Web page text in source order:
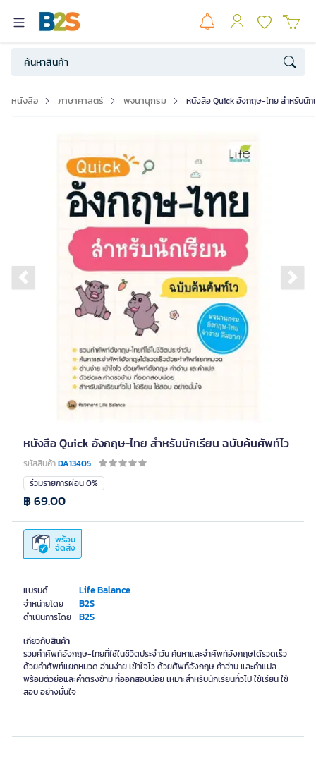
หนังสือ ภาษาศาสตร์ พจนานุกรม หนังสือ Quick อังกฤษ-ไทย สำหรับนัก
Previous slide
หนังสือ Quick อังกฤษ-ไทย สำหรับนักเรียน ฉบับค้นศัพท์ไว
รหัสสินค้าDA13405
แบรนด์ Life Balance
จำหน่ายโดย B2S
ดำเนินการโดย B2S
ร่วมรายการผ่อน 0%
พร้อม
จัดส่ง
฿ 69.00
เกี่ยวกับสินค้า
รวมคำศัพท์อังกฤษ-ไทยที่ใช้ในชีวิตประจำวัน ค้นหาและจำศัพท์อังกฤษได้รวดเร็ว
ด้วยคำศัพท์แยกหมวด อ่านง่าย เข้าใจไว ด้วยศัพท์อังกฤษ คำอ่าน และคำแปล
พร้อมตัวย่อและคำตรงข้าม ที่ออกสอบบ่อย เหมาะสำหรับนักเรียนทั่วไป ใช้เรียน ใช้
สอบ อย่างมั่นใจ